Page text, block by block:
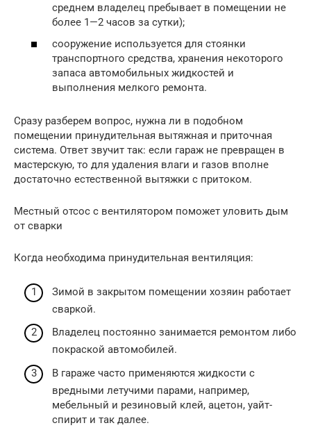
среднем владелец пребывает в помещении не
более 1—2 часов за сутки);
сооружение используется для стоянки
транспортного средства, хранения некоторого
запаса автомобильных жидкостей и
выполнения мелкого ремонта.
Сразу разберем вопрос, нужна ли в подобном
помещении принудительная вытяжная и приточная
система. Ответ звучит так: если гараж не превращен в
мастерскую, то для удаления влаги и газов вполне
достаточно естественной вытяжки с притоком.
Местный отсос с вентилятором поможет уловить дым
от сварки
Когда необходима принудительная вентиляция:
Зимой в закрытом помещении хозяин работает
сваркой.
Владелец постоянно занимается ремонтом либо
покраской автомобилей.
В гараже часто применяются жидкости с
вредными летучими парами, например,
мебельный и резиновый клей, ацетон, уайт-
спирит и так далее.